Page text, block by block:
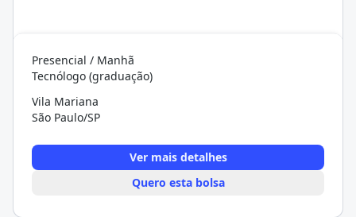
Presencial / Manhã
Tecnólogo (graduação)
Vila Mariana
São Paulo/SP
Ver mais detalhes
Quero esta bolsa